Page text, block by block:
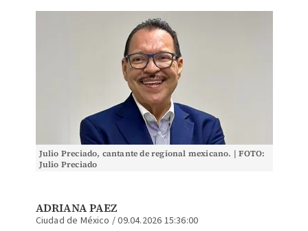
Julio Preciado, cantante de regional mexicano. | FOTO:
Julio Preciado
ADRIANA PAEZ
Ciudad de México /09.04.2026 15:36:00